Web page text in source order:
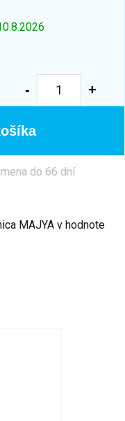
MAJYA v hodnote
do 66 dní